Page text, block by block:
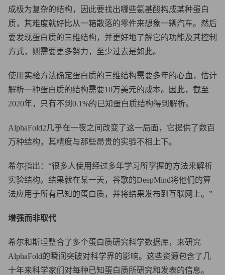
成极为复杂的结构，因此要找出哪些氨基酸构成某种蛋白
质，其难度就好比从一箱散落的零件来想象一辆汽车。然后
要发现蛋白质的三维结构，并更好地了解它的功能及其控制
方式，则需要更多努力，至少过去是如此。
使用实验方法确定蛋白质的三维结构需要多年的心血，估计
解析一种蛋白质的结构需要10万美元的成本。因此，截至
2020年，只有不到0.1%的已知蛋白质结构得到解析。
AlphaFold2几乎在一夜之间改变了这一局面，它提供了数百
万种结构，其精度与那些昂贵的实验不相上下。
希尔指出：“很多人使用经过多年学习所掌握的方法来解析
实验结构。结果就在某一天，谷歌的DeepMind将他们的算
法应用于所有已知的蛋白质，并将结果发布到互联网上。”
增强而非取代
希尔和斯坦整合了多个蛋白质研究科学数据库，来研究
AlphaFold的瞬间突破对科学界的影响。这些资源包含了几
十年来科学家们对每种已知蛋白质所研究和发表的信息。